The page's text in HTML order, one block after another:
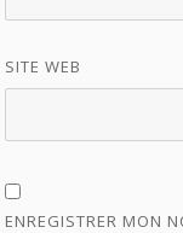
SITE WEB
ENREGISTRER MON